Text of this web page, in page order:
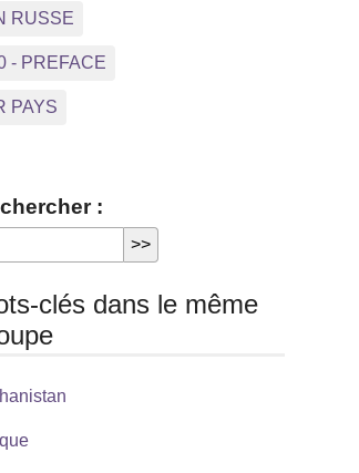
RUSSE
- PREFACE
PAYS
:
clés dans le même